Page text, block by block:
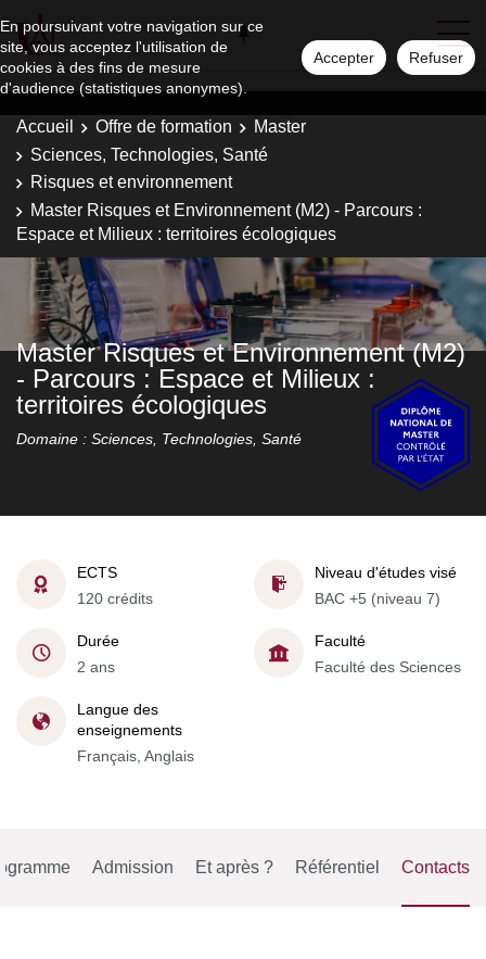
En poursuivant votre navigation sur ce
site, vous acceptez l'utilisation de
cookies à des fins de mesure
d'audience (statistiques anonymes).
Accepter Refuser
Accueil Offre de formation
Master
Sciences, Technologies, Santé
Risques et environnement
Master Risques et Environnement (M2) - Parcours :
Espace et Milieux : territoires écologiques
Master Risques et Environnement (M2)
- Parcours : Espace et Milieux :
territoires écologiques
Domaine : Sciences, Technologies, Santé
ECTS
120 crédits
Niveau d'études visé
BAC +5 (niveau 7)
Durée
2 ans
Faculté
Faculté des Sciences
Langue des
enseignements
Français, Anglais
Admission Et après ? Référentiel Contacts